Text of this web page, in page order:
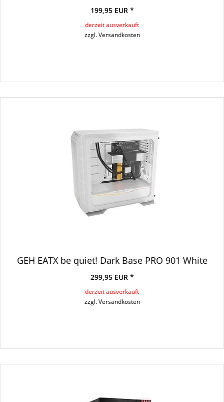
199,95 EUR *
derzeit ausverkauft
zzgl. Versandkosten
GEH EATX be quiet! Dark Base PRO 901 White
299,95 EUR *
derzeit ausverkauft
zzgl. Versandkosten